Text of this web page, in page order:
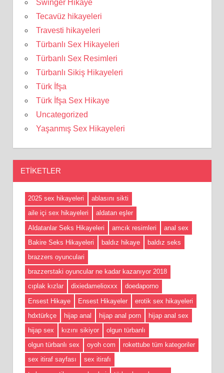
Swinger Hikaye
Tecavüz hikayeleri
Travesti hikayeleri
Türbanlı Sex Hikayeleri
Türbanlı Sex Resimleri
Türbanlı Sikiş Hikayeleri
Türk İfşa
Türk İfşa Sex Hikaye
Uncategorized
Yaşanmış Sex Hikayeleri
ETIKETLER
2025 sex hikayeleri
ablasını sikti
aile içi sex hikayeleri
aldatan eşler
Aldatanlar Seks Hikayeleri
amcık resimleri
anal sex
Bakire Seks Hikayeleri
baldız hikaye
baldız seks
brazzers oyunculari
brazzerstaki oyuncular ne kadar kazanıyor 2018
cıplak kızlar
dixiedamelioxxx
doedaporno
Ensest Hikaye
Ensest Hikayeler
erotik sex hikayeleri
hdxtürkçe
hijap anal hijap anal porn
hijap anal sex
hijap sex
kızını sikiyor
olgun türbanlı
olgun türbanlı sex
oyoh com
rokettube tüm kategoriler
sex itiraf sayfası
sex itirafı